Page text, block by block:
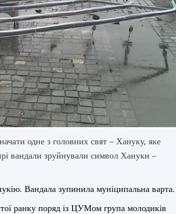
одне з головних свят – Хануку, яке
вандали зруйнували символ Хануки –
Вандала зупинила муніципальна варта.
ранку поряд із ЦУМом група молодиків